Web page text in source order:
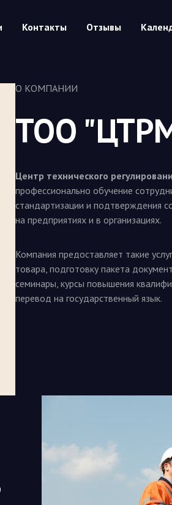
Контакты Отзывы
О КОМПАНИИ
ТОО
Центр технического
профессионально обучение
стандартизации и подтверждения
на предприятиях и в организациях.
Компания предоставляет такие
товара, подготовку пакета
семинары, курсы повышения
перевод на государственный язык.